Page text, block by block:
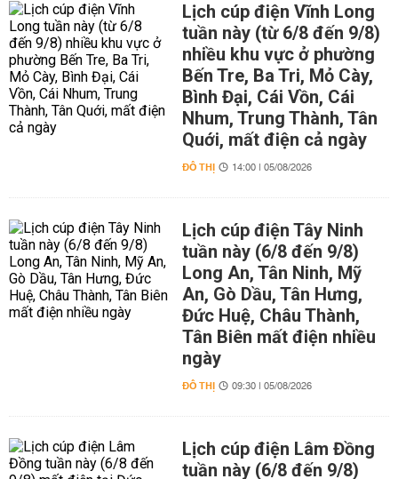
Lịch cúp điện Vĩnh Long
tuần này (từ 6/8 đến 9/8)
nhiều khu vực ở phường
Bến Tre, Ba Tri, Mỏ Cày,
Bình Đại, Cái Vồn, Cái
Nhum, Trung Thành, Tân
Quới, mất điện cả ngày
ĐÔ THỊ 14:00 | 05/08/2026
Lịch cúp điện Tây Ninh
tuần này (6/8 đến 9/8)
Long An, Tân Ninh, Mỹ
An, Gò Dầu, Tân Hưng,
Đức Huệ, Châu Thành,
Tân Biên mất điện nhiều
ngày
ĐÔ THỊ 09:30 | 05/08/2026
Lịch cúp điện Lâm Đồng
tuần này (6/8 đến 9/8)